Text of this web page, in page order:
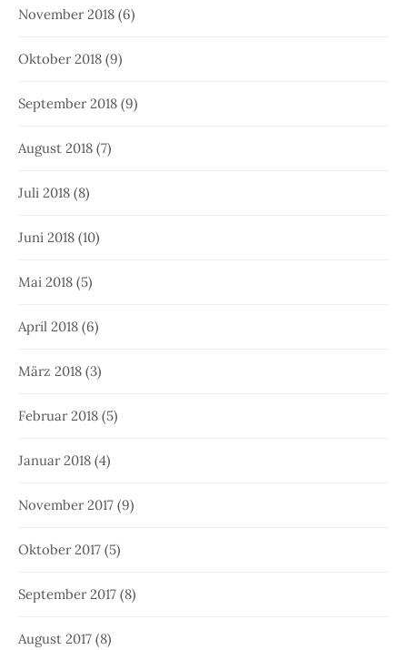
November 2018 (6)
Oktober 2018 (9)
September 2018 (9)
August 2018 (7)
Juli 2018 (8)
Juni 2018 (10)
Mai 2018 (5)
April 2018 (6)
März 2018 (3)
Februar 2018 (5)
Januar 2018 (4)
November 2017 (9)
Oktober 2017 (5)
September 2017 (8)
August 2017 (8)